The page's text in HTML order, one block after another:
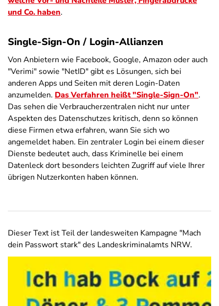
und Co. haben.
Single-Sign-On / Login-Allianzen
Von Anbietern wie Facebook, Google, Amazon oder auch
"Verimi" sowie "NetID" gibt es Lösungen, sich bei
anderen Apps und Seiten mit deren Login-Daten
anzumelden. Das Verfahren heißt "Single-Sign-On".
Das sehen die Verbraucherzentralen nicht nur unter
Aspekten des Datenschutzes kritisch, denn so können
diese Firmen etwa erfahren, wann Sie sich wo
angemeldet haben. Ein zentraler Login bei einem dieser
Dienste bedeutet auch, dass Kriminelle bei einem
Datenleck dort besonders leichten Zugriff auf viele Ihrer
übrigen Nutzerkonten haben können.
Dieser Text ist Teil der landesweiten Kampagne "Mach
dein Passwort stark" des Landeskriminalamts NRW.